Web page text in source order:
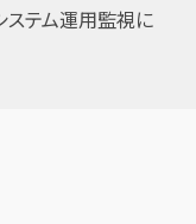
ステム運用監視に